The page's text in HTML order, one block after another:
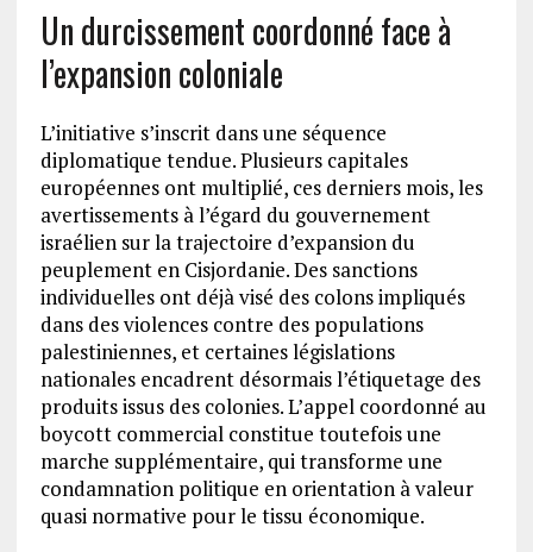
Un durcissement coordonné face à
l’expansion coloniale
L’initiative s’inscrit dans une séquence
diplomatique tendue. Plusieurs capitales
européennes ont multiplié, ces derniers mois, les
avertissements à l’égard du gouvernement
israélien sur la trajectoire d’expansion du
peuplement en Cisjordanie. Des sanctions
individuelles ont déjà visé des colons impliqués
dans des violences contre des populations
palestiniennes, et certaines législations
nationales encadrent désormais l’étiquetage des
produits issus des colonies. L’appel coordonné au
boycott commercial constitue toutefois une
marche supplémentaire, qui transforme une
condamnation politique en orientation à valeur
quasi normative pour le tissu économique.